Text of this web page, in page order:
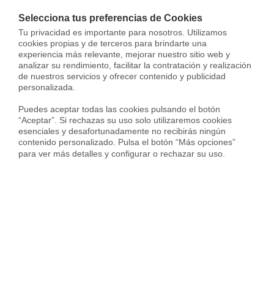
Selecciona tus preferencias de Cookies
Tu privacidad es importante para nosotros. Utilizamos
cookies propias y de terceros para brindarte una
experiencia más relevante, mejorar nuestro sitio web y
analizar su rendimiento, facilitar la contratación y realización
de nuestros servicios y ofrecer contenido y publicidad
personalizada.
Puedes aceptar todas las cookies pulsando el botón
“Aceptar”. Si rechazas su uso solo utilizaremos cookies
esenciales y desafortunadamente no recibirás ningún
contenido personalizado. Pulsa el botón “Más opciones”
para ver más detalles y configurar o rechazar su uso.
Piso en Calle de la Santísima Trinidad
Trafalgar, Madrid
2.000 €
70 m² 3 Habs.
Bajo en Calle de Pilar
Puerta Bonita, Madrid
860 €
Preguntas frecuentes sobre la